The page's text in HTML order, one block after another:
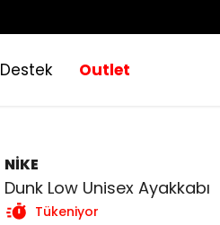
Destek Outlet
NİKE
Dunk Low Unisex Ayakkabı
Tükeniyor